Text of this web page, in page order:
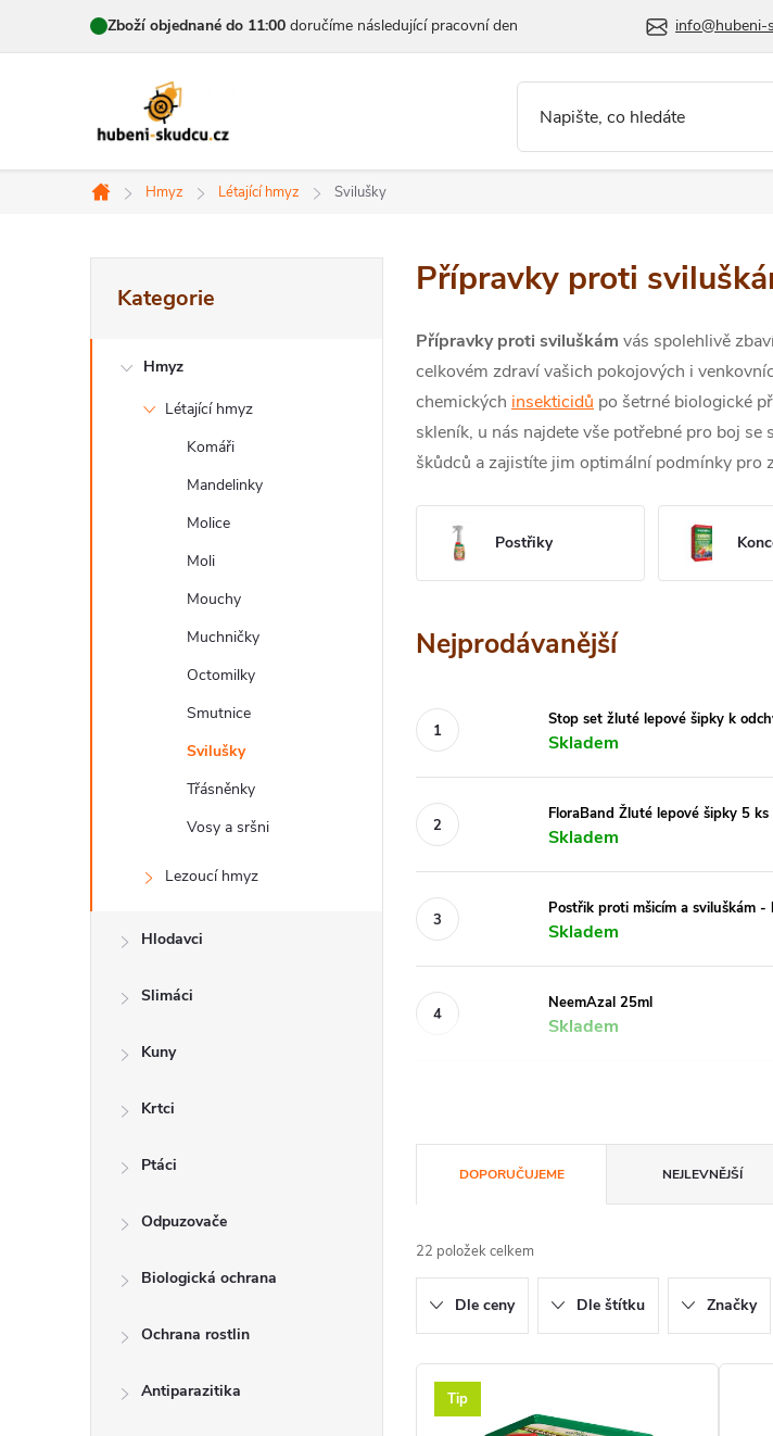
Zboží objednané do 11:00 doručíme následující pracovní den info@hubeni-
Domů
Hmyz Létající hmyz Svilušky
kategorie
Kategorie
Hmyz
Létající hmyz
Komáři
Mandelinky
Molice
Moli
Mouchy
Muchničky
Octomilky
Smutnice
Svilušky
Třásněnky
Vosy a sršni
Lezoucí hmyz
Hlodavci
Slimáci
Kuny
Krtci
Ptáci
Odpuzovače
Biologická ochrana
Ochrana rostlin
Antiparazitika
Přípravky proti
Přípravky proti sviluškám vás spolehlivě
celkovém zdraví vašich pokojových i
chemických insekticidů po šetrné biologické
skleník, u nás najdete vše potřebné pro boj
škůdců a zajistíte jim optimální podmínky pro
Postřiky
Nejprodávanější
Stop set žluté lepové šipky k
Skladem
FloraBand Žluté lepové šipky 5 ks
Skladem
Postřik proti mšicím a sviluškám
Skladem
NeemAzal 25ml
Skladem
a
z
e
n
í
DOPORUČUJEME NEJLEVNĚJŠÍ
22 položek celkem
Dle ceny Dle štítku Značky
V Tip